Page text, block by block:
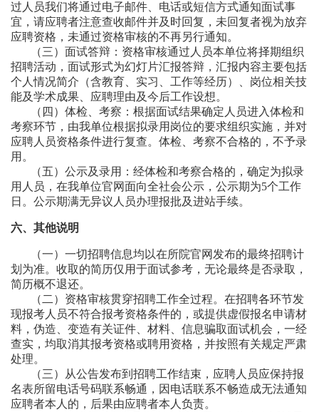
过人员我们将通过电子邮件、电话或短信方式通知面试事
宜，请应聘者注意查收邮件并及时回复，未回复者视为放弃
应聘资格，未通过资格审核的不再另行通知。
（三）面试答辩：资格审核通过人员本单位将择期组织
招聘活动，面试形式为幻灯片汇报答辩，汇报内容主要包括
个人情况简介（含教育、实习、工作等经历）、岗位相关技
能及学术成果、应聘理由及今后工作设想。
（四）体检、考察：根据面试结果确定人员进入体检和
考察环节，由我单位根据拟录用岗位的要求组织实施，并对
应聘人员资格条件进行复查。体检、考察不合格的，不予录
用。
（五）公示及录用：经体检和考察合格的，确定为拟录
用人员，在我单位官网面向全社会公示，公示期为5个工作
日。公示期满无异议人员办理报批及进站手续。
六、其他说明
（一）一切招聘信息均以在所院官网发布的最终招聘计
划为准。收取的简历仅用于面试参考，无论最终是否录取，
简历概不退还。
（二）资格审核贯穿招聘工作全过程。在招聘各环节发
现报考人员不符合报考资格条件的，或提供虚假报名申请材
料，伪造、变造有关证件、材料、信息骗取面试机会，一经
查实，均取消其报考资格或聘用资格，并按照有关规定严肃
处理。
（三）从公告发布到招聘工作结束，应聘人员应保持报
名表所留电话号码联系畅通，因电话联系不畅造成无法通知
应聘者本人的，后果由应聘者本人负责。